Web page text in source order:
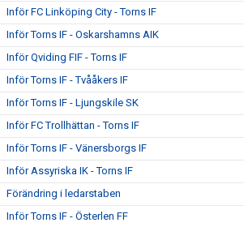
Inför FC Linköping City - Torns IF
Inför Torns IF - Oskarshamns AIK
Inför Qviding FIF - Torns IF
Inför Torns IF - Tvååkers IF
Inför Torns IF - Ljungskile SK
Inför FC Trollhättan - Torns IF
Inför Torns IF - Vänersborgs IF
Inför Assyriska IK - Torns IF
Förändring i ledarstaben
Inför Torns IF - Österlen FF